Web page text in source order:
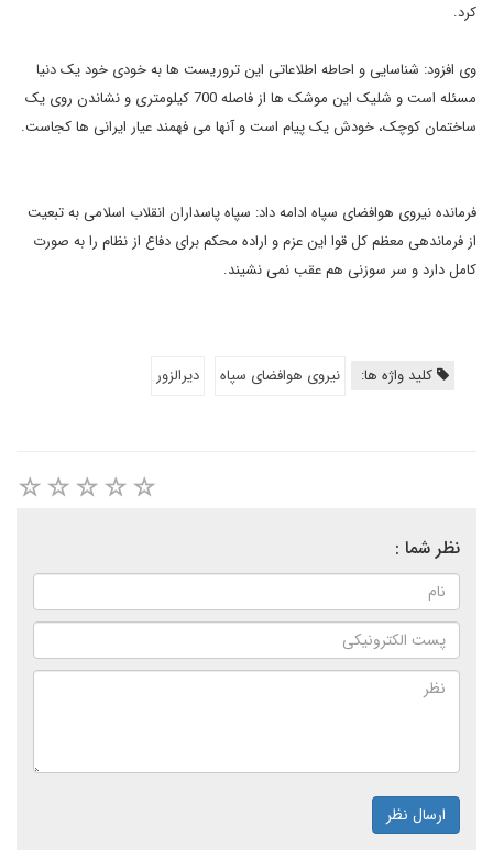
کرد.
وی افزود: شناسایی و احاطه اطلاعاتی این تروریست ها به خودی خود یک دنیا
مسئله است و شلیک این موشک ها از فاصله 700 کیلومتری و نشاندن روی یک
ساختمان کوچک، خودش یک پیام است و آنها می فهمند عیار ایرانی ها کجاست.
فرمانده نیروی هوافضای سپاه ادامه داد: سپاه پاسداران انقلاب اسلامی به تبعیت
از فرماندهی معظم کل قوا این عزم و اراده محکم برای دفاع از نظام را به صورت
کامل دارد و سر سوزنی هم عقب نمی نشیند.
کلید واژه ها: نیروی هوافضای سپاه دیرالزور
نظر شما :
ارسال نظر